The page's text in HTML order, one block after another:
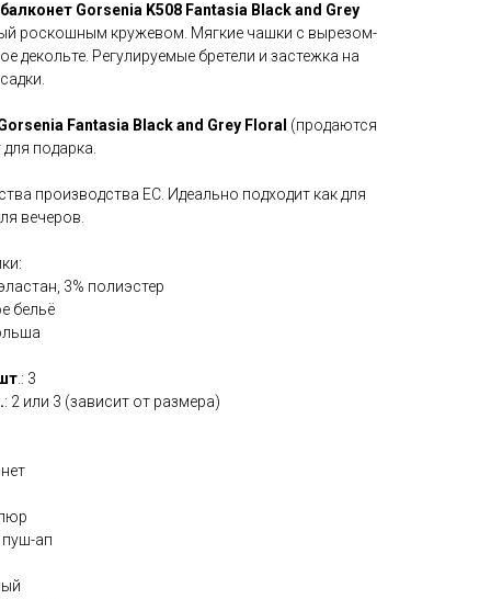
Gorsenia K508 Fantasia Black and Grey
роскошным кружевом. Мягкие чашки с вырезом-
декольте. Регулируемые бретели и застежка на
Fantasia Black and Grey Floral (продаются
подарка.
производства ЕС. Идеально подходит как для
вечеров.
3% полиэстер
бельё
.: 3
: 2 или 3 (зависит от размера)
ап